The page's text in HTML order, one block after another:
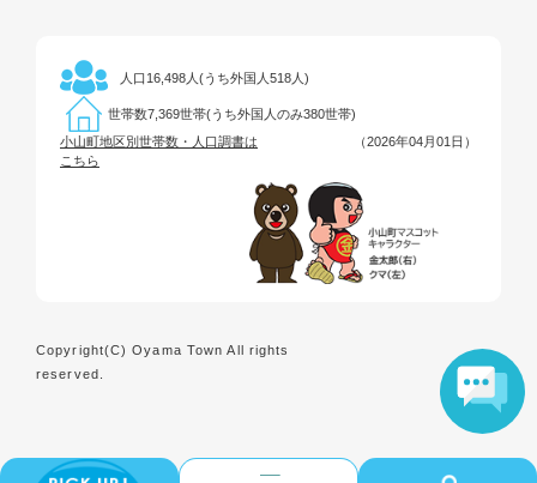
人口 16,498人(うち外国人518人)
世帯数7,369世帯(うち外国人のみ380世帯)
小山町地区別世帯数・人口調書は
こちら
（2026年04月01日）
Copyright(C) Oyama Town All rights
reserved.